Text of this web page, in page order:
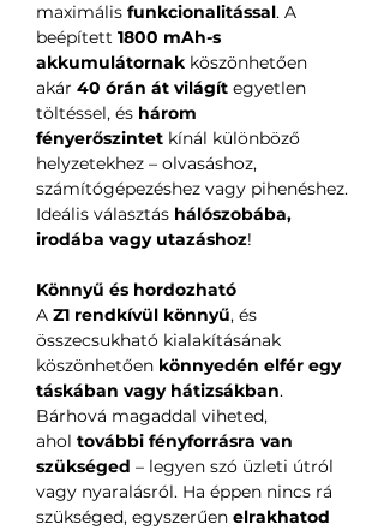
maximális funkcionalitással. A
beépített 1800 mAh-s
akkumulátornak köszönhetően
akár 40 órán át világít egyetlen
töltéssel, és három
fényerőszintet kínál különböző
helyzetekhez – olvasáshoz,
számítógépezéshez vagy pihenéshez.
Ideális választás hálószobába,
irodába vagy utazáshoz!
Könnyű és hordozható
A Z1 rendkívül könnyű, és
összecsukható kialakításának
köszönhetően könnyedén elfér egy
táskában vagy hátizsákban.
Bárhová magaddal viheted,
ahol további fényforrásra van
szükséged – legyen szó üzleti útról
vagy nyaralásról. Ha éppen nincs rá
szükséged, egyszerűen elrakhatod